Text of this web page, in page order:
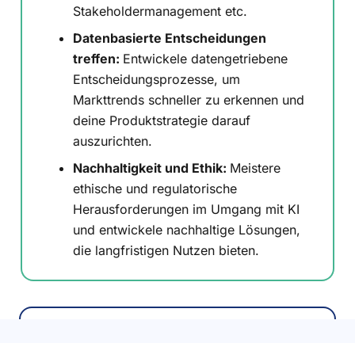
Stakeholdermanagement etc.
Datenbasierte Entscheidungen
treffen: Entwickele datengetriebene
Entscheidungsprozesse, um
Markttrends schneller zu erkennen und
deine Produktstrategie darauf
auszurichten.
Nachhaltigkeit und Ethik: Meistere
ethische und regulatorische
Herausforderungen im Umgang mit KI
und entwickele nachhaltige Lösungen,
die langfristigen Nutzen bieten.